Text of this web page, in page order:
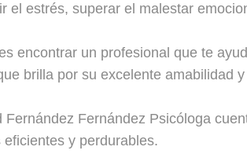
el estrés, superar el malestar
encontrar un profesional que te
brilla por su excelente amabilidad
Fernández Fernández Psicóloga
eficientes y perdurables.